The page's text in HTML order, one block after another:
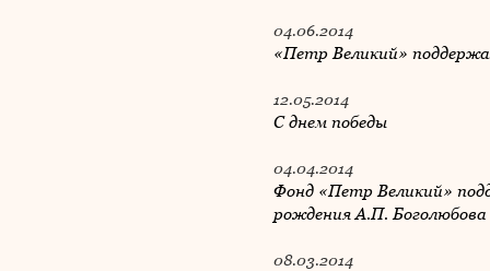
04.06.2014
«Петр Великий»
12.05.2014
С днем победы
04.04.2014
Фонд «Петр Великий»
рождения А.П. Боголюбова
08.03.2014